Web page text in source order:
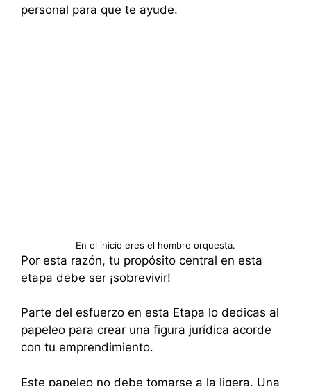
personal para que te ayude.
En el inicio eres el hombre orquesta.
Por esta razón, tu propósito central en esta
etapa debe ser ¡sobrevivir!
Parte del esfuerzo en esta Etapa lo dedicas al
papeleo para crear una figura jurídica acorde
con tu emprendimiento.
Este papeleo no debe tomarse a la ligera. Una